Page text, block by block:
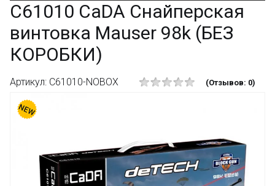
C61010 CaDA Снайперская
винтовка Mauser 98k (БЕЗ
КОРОБКИ)
Артикул: C61010-NOBOX (Отзывов: 0)